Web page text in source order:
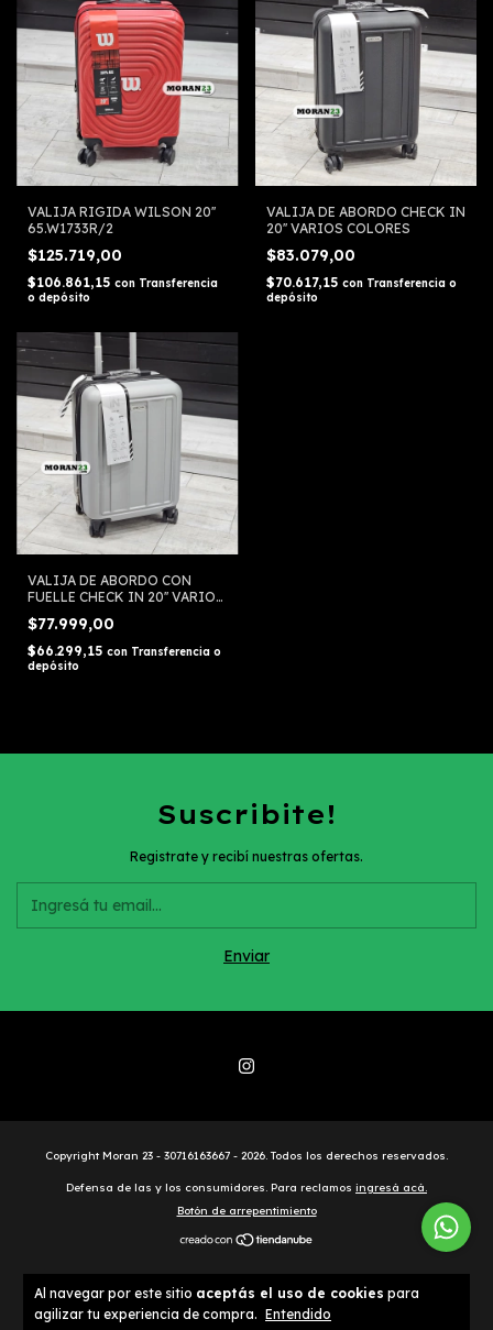
Al navegar por este sitio aceptás el uso de cookies para
agilizar tu experiencia de compra. Entendido
VALIJA RIGIDA WILSON 20''
65.W1733R/2
$125.719,00
$106.861,15 con Transferencia
o depósito
VALIJA DE ABORDO CHECK IN
20'' VARIOS COLORES
$83.079,00
$70.617,15 con Transferencia o
depósito
VALIJA DE ABORDO CON
FUELLE CHECK IN 20'' VARIOS
$77.999,00
$66.299,15 con Transferencia o
depósito
Suscribite!
Registrate y recibí nuestras ofertas.
Copyright Moran 23 - 30716163667 - 2026. Todos los derechos reservados.
Defensa de las y los consumidores. Para reclamos ingresá acá.
Botón de arrepentimiento